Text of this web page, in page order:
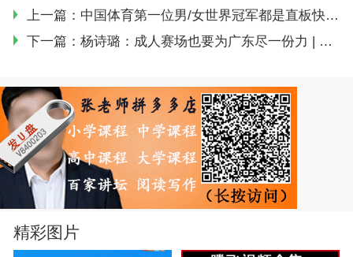
上一篇： 中国体育第一位男/女世界冠军都是直板快攻手 | 乒乓大百科
下一篇： 杨诗璐：成人赛场也要为广东尽一份力 | 新面孔
精彩图片